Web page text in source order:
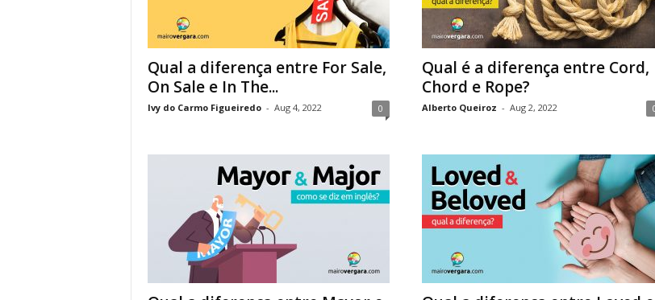
Qual a diferença entre For Sale,
On Sale e In The...
Ivy do Carmo Figueiredo - Aug 4, 2022 0
Qual é a diferença entre Cord,
Chord e Rope?
Alberto Queiroz - Aug 2, 2022